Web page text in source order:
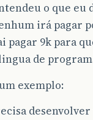
o que eu
irá pagar
pagar 9k para
de
exemplo: